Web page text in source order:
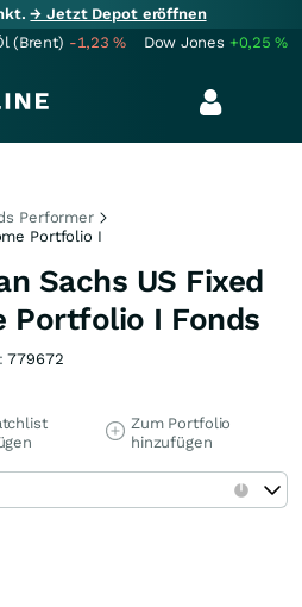
→ Jetzt Depot eröffnen
(Brent) -1,23% Dow Jones +0,25%
Performer
Portfolio I
Sachs US Fixed
Portfolio I Fonds
779672
Zum Portfolio
hinzufügen